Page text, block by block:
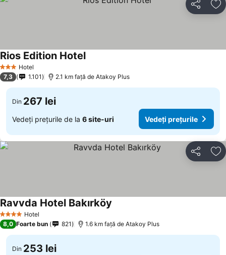
Distribuiți
3 SteleHotel
Rios Edition HotelVedeți prețurile
7,3 1.101 2.1 km faţă de Atakoy Plus
Din 267 lei
Vedeți prețurile de la 6 site-uri Vedeți prețurile
Distribuiți
4 Stele Hotel
Ravvda Hotel Bakırköy
8,0 Foarte bun 821 1.6 km faţă de Atakoy Plus
Din 253 lei